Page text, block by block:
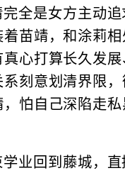
全是女方主动
苗靖，和涂莉
心打算长久发展
刻意划清界限
，怕自己深陷走
业回到藤城，